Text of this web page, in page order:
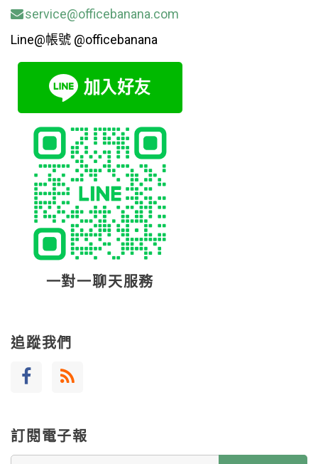
service@officebanana.com
Line@帳號 @officebanana
一對一聊天服務
追蹤我們
訂閱電子報